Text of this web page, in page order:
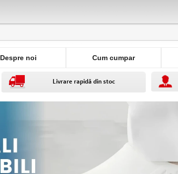
Despre noi Cum cumpar
Livrare rapidă din stoc